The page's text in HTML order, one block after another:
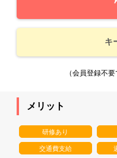
キ
（会員登録不
メリット
研修あり
交通費支給